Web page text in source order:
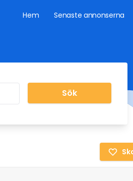
Hem Senaste annonserna
Sök